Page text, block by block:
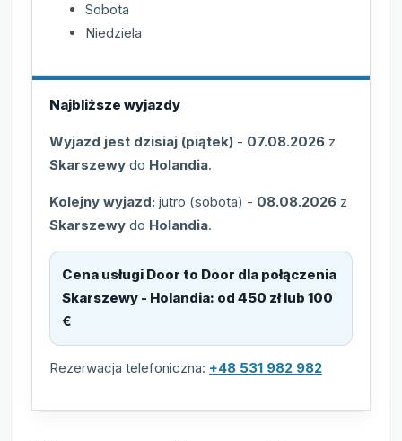
Sobota
Niedziela
Najbliższe wyjazdy
Wyjazd jest dzisiaj (piątek) - 07.08.2026 z
Skarszewy do Holandia.
Kolejny wyjazd: jutro (sobota) - 08.08.2026 z
Skarszewy do Holandia.
Cena usługi Door to Door dla połączenia
Skarszewy - Holandia: od 450 zł lub 100
€
Rezerwacja telefoniczna: +48 531 982 982